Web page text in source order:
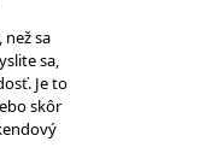
sa
sa,
Je to
skôr